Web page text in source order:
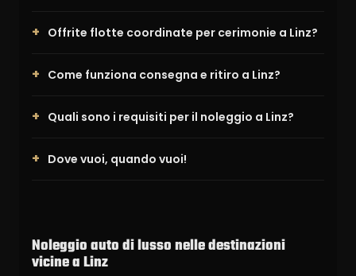
Offrite flotte coordinate per cerimonie a Linz?
Come funziona consegna e ritiro a Linz?
Quali sono i requisiti per il noleggio a Linz?
Dove vuoi, quando vuoi!
Noleggio auto di lusso nelle destinazioni
vicine a Linz